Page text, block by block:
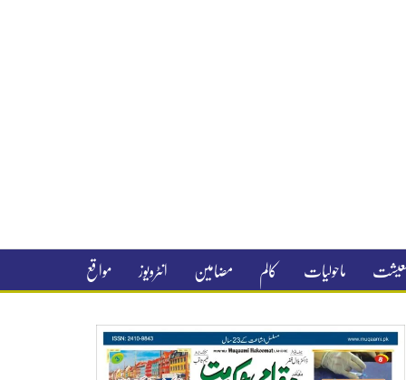
معیشت ماحولیات کالم مضامین انٹرویوز مواقع